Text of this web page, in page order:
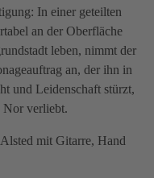
In einer geteilten
an der Oberfläche
leben, nimmt der
an, der ihn in
und Leidenschaft stürzt,
Nor verliebt.